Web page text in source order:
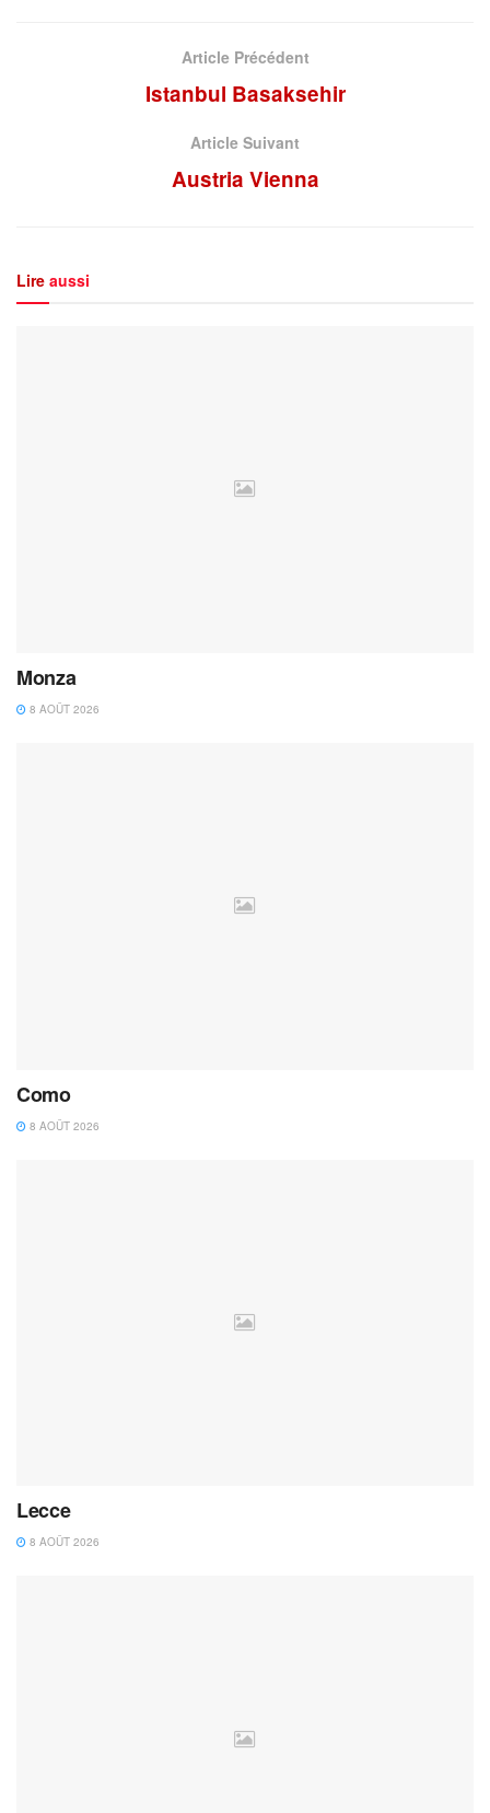
Article Précédent
Istanbul Basaksehir
Article Suivant
Austria Vienna
Lire aussi
Monza
8 AOÛT 2026
Como
8 AOÛT 2026
Lecce
8 AOÛT 2026